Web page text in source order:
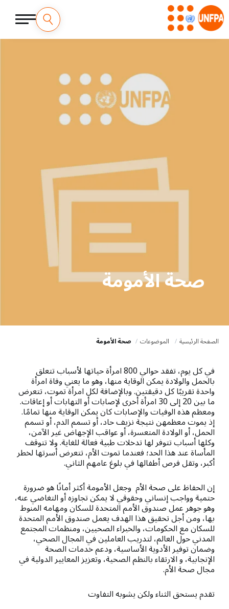
صحة الأمومة
الصفحة الرئيسية الموضوعات صحة الأمومة
في كل يوم، تفقد حوالي 800 امرأة حياتها لأسباب تتعلق
بالحمل والولادة يمكن الوقاية منها، وهو ما يعني وفاة امرأة
واحدة تقريبًا كل دقيقتين. وبالإضافة لكل امرأة تموت، تتعرض
ما بين 20 إلى 30 امرأة أخرى لإصابات أو التهابات أو إعاقات.
ومعظم هذه الوفيات والإصابات كان يمكن الوقاية منها تمامًا.
إذ يموت معظمهن نتيجة نزيف حاد، أو تسمم الدم، أو تسمم
الحمل، أو الولادة المتعسرة، أو عواقب الإجهاض غير الآمن،
وكلها أسباب تتوفر لها تدخلات طبية فعالة للغاية. ولا تتوقف
المأساة عند هذا الحد؛ فعندما تموت الأم، تتعرض أسرتها لخطر
أكبر، وتقل فرص أطفالها في بلوغ عامهم الثاني.
إن الحفاظ على صحة الأم وجعل الأمومة أكثر أمانًا هو ضرورة
حتمية وواجب إنساني وحقوقي لا يمكن تجاوزه أو التغاضي عنه،
وهو جوهر عمل صندوق الأمم المتحدة للسكان ومهامه المنوط
بها، ومن أجل تحقيق هذا الهدف يعمل صندوق الأمم المتحدة
للسكان مع الحكومات، والخبراء الصحيين، ومنظمات المجتمع
المدني حول العالم، لتدريب العاملين في المجال الصحي،
وضمان توفير الأدوية الأساسية، ودعم خدمات الصحة
الإنجابية، و الارتقاء بالنظم الصحية، وتعزيز المعايير الدولية في
مجال صحة الأم.
تقدم يستحق الثناء ولكن يشوبه التفاوت